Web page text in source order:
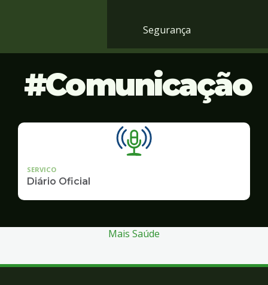
Segurança
Comunicação
SERVICO
Diário Oficial
Mais Saúde